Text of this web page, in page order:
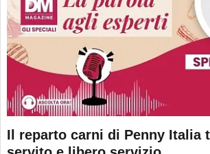
Il reparto carni di Penny Italia